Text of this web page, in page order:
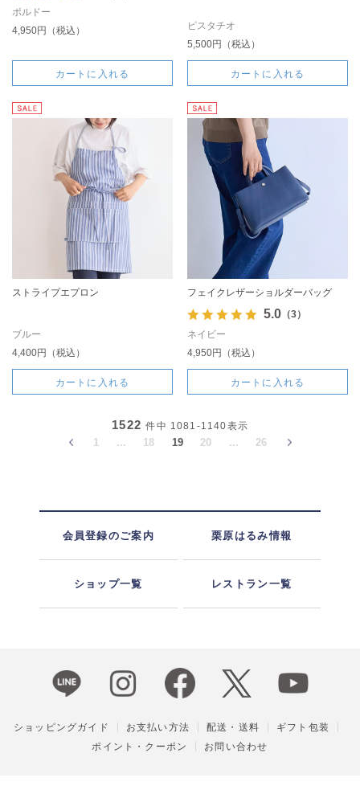
ボルドー
4,950円（税込）
カートに入れる
ピスタチオ
5,500円（税込）
カートに入れる
ストライプエプロン
ブルー
4,400円（税込）
カートに入れる
フェイクレザーショルダーバッグ
5.0（3）
ネイビー
4,950円（税込）
カートに入れる
1522 件中 1081-1140表示
1 ... 18 19 20 ... 26
会員登録のご案内 栗原はるみ情報
ショップ一覧 レストラン一覧
ショッピングガイド お支払い方法 配送・送料
ギフト包装
ポイント・クーポン
お問い合わせ